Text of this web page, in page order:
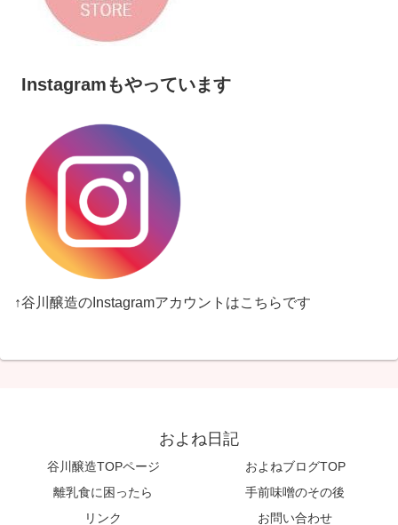
Instagramもやっています
↑谷川醸造のInstagramアカウントはこちらです
およね日記
谷川醸造TOPページ
およねブログTOP
離乳食に困ったら
手前味噌のその後
リンク
お問い合わせ